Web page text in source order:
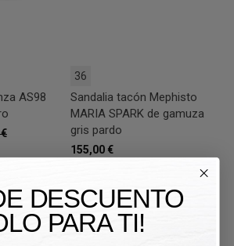
AS98
36
Sandalia tacón Mephisto
MARIA SPARK de gamuza
gris pardo
155,00 €
DESCUENTO
PARA TI!